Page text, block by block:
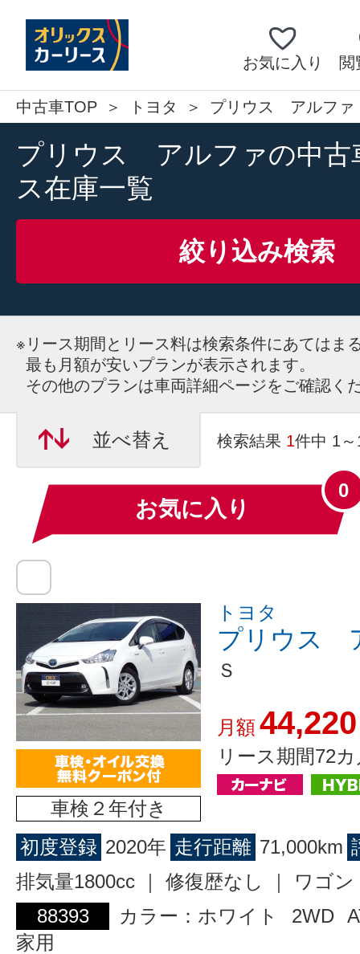
お気に入り 閲
中古車TOP トヨタ プリウス アルファ
プリウス アルファの中古
ス在庫一覧
絞り込み検索
※ リース期間とリース料は検索条件にあてはま
最も月額が安いプランが表示されます。
その他のプランは車両詳細ページをご確認く
並べ替え 検索結果 1件中 1
お気に入り
0
車検２年付き
トヨタ
プリウス
Ｓ
月額44,220
リース期間72
初度登録 2020年 走行距離 71,000km
排気量1800cc ｜ 修復歴なし ｜ ワゴ
88393
カラー：ホワイト 2WD
家用